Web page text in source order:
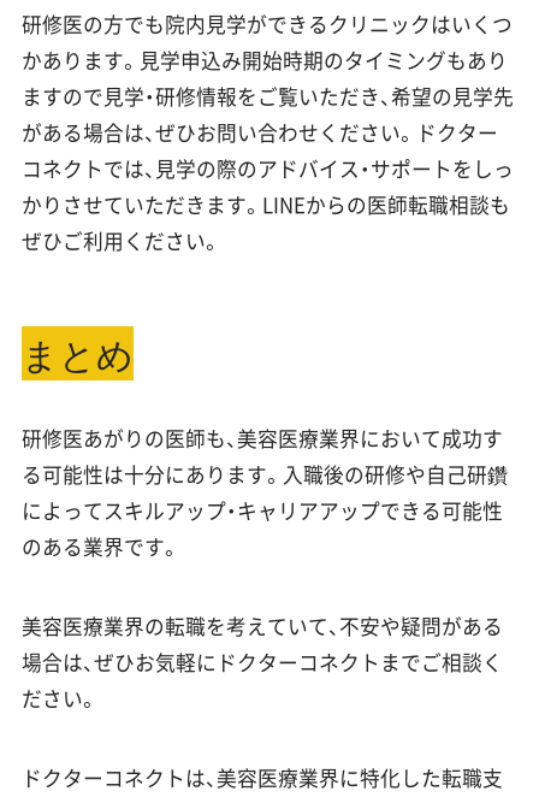
研修医の方でも院内見学ができるクリニックはいくつ
かあります。見学申込み開始時期のタイミングもあり
ますので見学・研修情報をご覧いただき、希望の見学先
がある場合は、ぜひお問い合わせください。ドクター
コネクトでは、見学の際のアドバイス・サポートをしっ
かりさせていただきます。LINEからの医師転職相談も
ぜひご利用ください。
まとめ
研修医あがりの医師も、美容医療業界において成功す
る可能性は十分にあります。入職後の研修や自己研鑽
によってスキルアップ・キャリアアップできる可能性
のある業界です。
美容医療業界の転職を考えていて、不安や疑問がある
場合は、ぜひお気軽にドクターコネクトまでご相談く
ださい。
ドクターコネクトは、美容医療業界に特化した転職支